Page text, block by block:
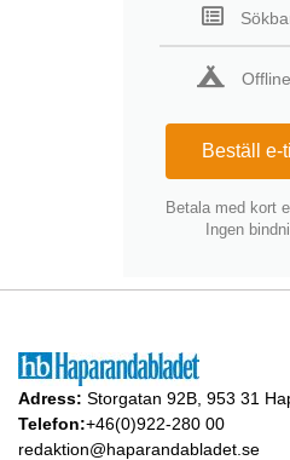
Beställ e-
Betala med kort
Ingen
Adress: Storgatan 92B, 953 31
Telefon:+46(0)922-280 00
redaktion@haparandabladet.se